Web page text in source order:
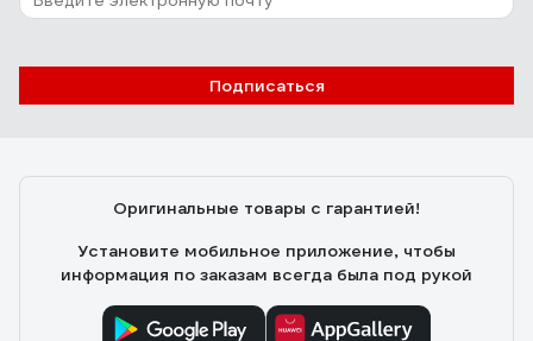
Подписаться
Оригинальные товары с гарантией!
Установите мобильное приложение, чтобы
информация по заказам всегда была под рукой